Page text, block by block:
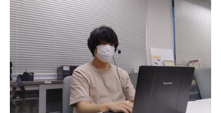
r
a
k
a
w
a